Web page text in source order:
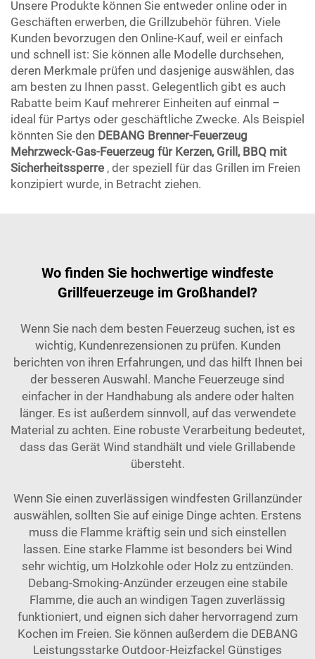
Unsere Produkte können Sie entweder online oder in
Geschäften erwerben, die Grillzubehör führen. Viele
Kunden bevorzugen den Online-Kauf, weil er einfach
und schnell ist: Sie können alle Modelle durchsehen,
deren Merkmale prüfen und dasjenige auswählen, das
am besten zu Ihnen passt. Gelegentlich gibt es auch
Rabatte beim Kauf mehrerer Einheiten auf einmal –
ideal für Partys oder geschäftliche Zwecke. Als Beispiel
könnten Sie den DEBANG Brenner-Feuerzeug
Mehrzweck-Gas-Feuerzeug für Kerzen, Grill, BBQ mit
Sicherheitssperre , der speziell für das Grillen im Freien
konzipiert wurde, in Betracht ziehen.
Wo finden Sie hochwertige windfeste
Grillfeuerzeuge im Großhandel?
Wenn Sie nach dem besten Feuerzeug suchen, ist es
wichtig, Kundenrezensionen zu prüfen. Kunden
berichten von ihren Erfahrungen, und das hilft Ihnen bei
der besseren Auswahl. Manche Feuerzeuge sind
einfacher in der Handhabung als andere oder halten
länger. Es ist außerdem sinnvoll, auf das verwendete
Material zu achten. Eine robuste Verarbeitung bedeutet,
dass das Gerät Wind standhält und viele Grillabende
übersteht.
Wenn Sie einen zuverlässigen windfesten Grillanzünder
auswählen, sollten Sie auf einige Dinge achten. Erstens
muss die Flamme kräftig sein und sich einstellen
lassen. Eine starke Flamme ist besonders bei Wind
sehr wichtig, um Holzkohle oder Holz zu entzünden.
Debang-Smoking-Anzünder erzeugen eine stabile
Flamme, die auch an windigen Tagen zuverlässig
funktioniert, und eignen sich daher hervorragend zum
Kochen im Freien. Sie können außerdem die DEBANG
Leistungsstarke Outdoor-Heizfackel Günstiges